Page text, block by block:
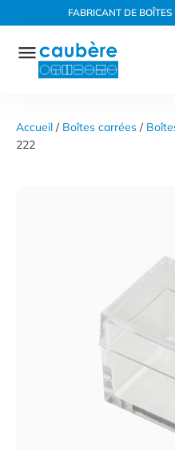
Panneau de gestion des
au
contenu
FABRICANT DE
Accueil / Boîtes carrées /
222